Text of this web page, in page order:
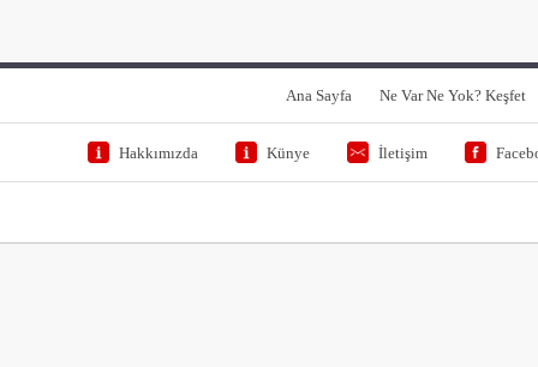
Ana Sayfa Ne Var Ne Yok? Keşfet
Hakkımızda Künye İletişim